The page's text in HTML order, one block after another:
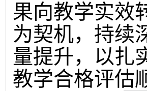
果向教学实效
为契机，持续
量提升，以扎
教学合格评估